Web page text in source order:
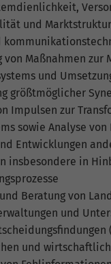
und
von Maßnahmen zur
und
größtmöglicher
Impulsen zur
sowie Analyse
Entwicklungen
insbesondere in
Beratung von
und
und
1 Tag
Dieses Cookie wird von
installiert. Das Cookie
um Informationen
wie Besucher eine
hilft bei der Erstellung
Analyseberichts
Website geht. Die
umfassen die Anzahl
Quelle, aus der sie
Seiten in anonymisierter
_gat_G-ZN01JG6TS4
Google Analytics